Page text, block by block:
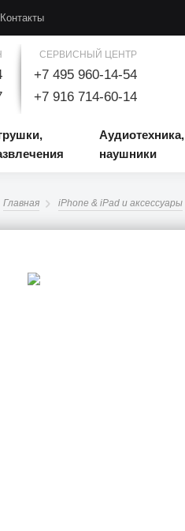
Контакты
СЕРВИСНЫЙ ЦЕНТР
+7 495 960-14-54
+7 916 714-60-14
Аудиотехника,
наушники
Главная iPhone & iPad и аксессуары